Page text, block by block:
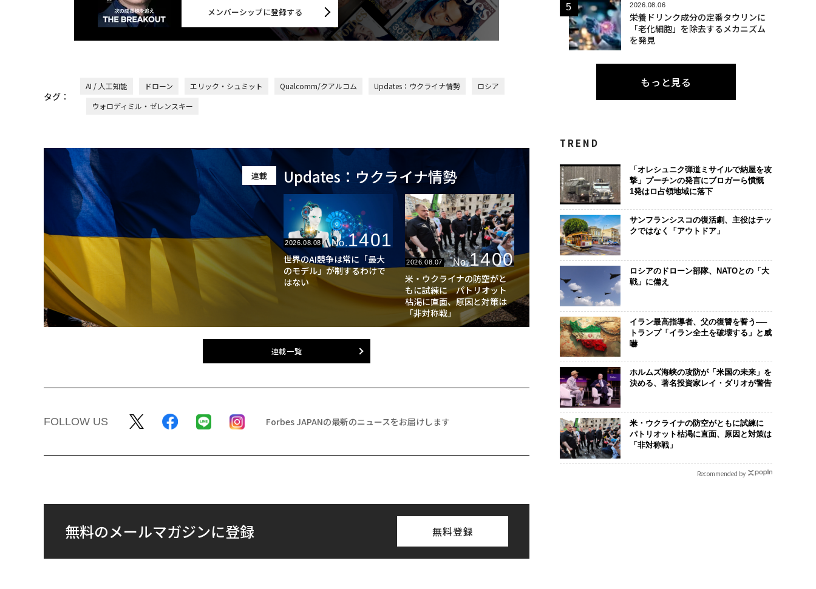
メンバーシップに登録する
タグ：
AI / 人工知能 ドローン エリック・シュミット Qualcomm/クアルコム Updates：ウクライナ情勢
ロシア
ウォロディミル・ゼレンスキー
連載 Updates：ウクライナ情勢
2026.08.08 No.1401
世界のAI競争は常に「最大
のモデル」が制するわけで
はない
2026.08.07 No.1400
米・ウクライナの防空がと
もに試練に パトリオット
枯渇に直面、原因と対策は
「非対称戦」
連載一覧
FOLLOW US Forbes JAPANの最新のニュースをお届けします
無料のメールマガジンに登録 無料登録
2026.08.06
栄養ドリンク成分の定番タウリンに
「老化細胞」を除去するメカニズム
を発見
もっと見る
TREND
「オレシュニク弾道ミサイルで納屋を攻
撃」プーチンの発言にブロガーら憤慨
1発はロ占領地域に落下
サンフランシスコの復活劇、主役はテッ
クではなく「アウトドア」
ロシアのドローン部隊、NATOとの「大
戦」に備え
イラン最高指導者、父の復讐を誓う──
トランプ「イラン全土を破壊する」と威
嚇
ホルムズ海峡の攻防が「米国の未来」を
決める、著名投資家レイ・ダリオが警告
米・ウクライナの防空がともに試練に
パトリオット枯渇に直面、原因と対策は
「非対称戦」
Recommended by